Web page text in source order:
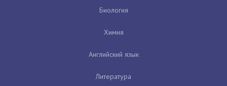
Биология
Химия
Английский язык
Литература